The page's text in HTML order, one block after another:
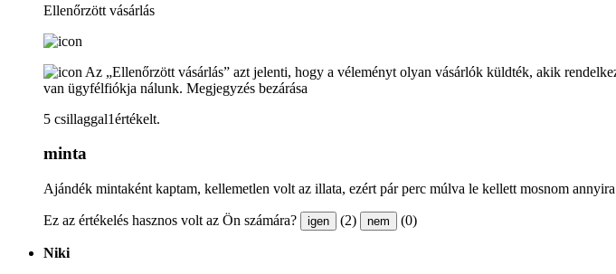
Ellenőrzött vásárlás
Az „Ellenőrzött vásárlás” azt jelenti, hogy a véleményt olyan vásárlók küldték, akik
van ügyfélfiókja nálunk. Megjegyzés bezárása
5 csillaggal1értékelt.
minta
Ajándék mintaként kaptam, kellemetlen volt az illata, ezért pár perc múlva le kellett mosnom
Ez az értékelés hasznos volt az Ön számára? igen (2) nem (0)
Niki